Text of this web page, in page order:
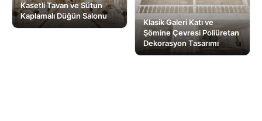
Kasetli Tavan ve Sütun
Kaplamalı Düğün Salonu
Klasik Galeri Katı ve
Şömine Çevresi Poliüretan
Dekorasyon Tasarımı